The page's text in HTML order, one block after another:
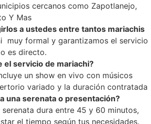
cercanos como Zapotlanejo,
Y Mas
a ustedes entre tantos mariachis
muy formal y garantizamos el servicio
es directo.
el servicio de mariachi?
un show en vivo con músicos
variado y la duración contratada
una serenata o presentación?
serenata dura entre 45 y 60 minutos,
el tiempo según tus necesidades.